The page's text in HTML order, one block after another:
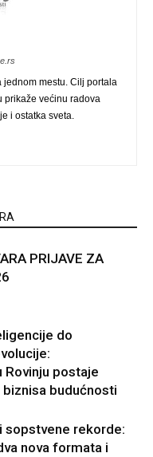
jednom mestu. Cilj portala
prikaže većinu radova
i ostatka sveta.
PRIJAVE ZA
do
Rovinju postaje
budućnosti
sopstvene rekorde:
nova formata i